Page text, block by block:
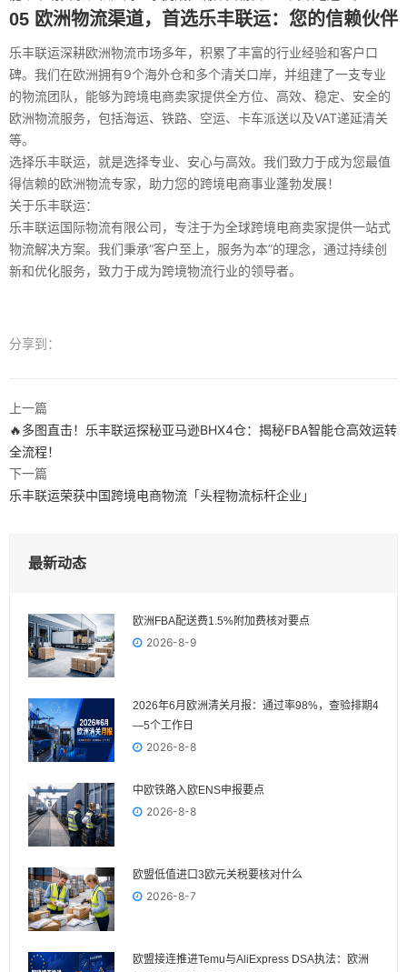
05 欧洲物流渠道，首选乐丰联运：您的信赖伙伴
乐丰联运深耕欧洲物流市场多年，积累了丰富的行业经验和客户口
碑。我们在欧洲拥有9个海外仓和多个清关口岸，并组建了一支专业
的物流团队，能够为跨境电商卖家提供全方位、高效、稳定、安全的
欧洲物流服务，包括海运、铁路、空运、卡车派送以及VAT递延清关
等。
选择乐丰联运，就是选择专业、安心与高效。我们致力于成为您最值
得信赖的欧洲物流专家，助力您的跨境电商事业蓬勃发展！
关于乐丰联运：
乐丰联运国际物流有限公司，专注于为全球跨境电商卖家提供一站式
物流解决方案。我们秉承“客户至上，服务为本”的理念，通过持续创
新和优化服务，致力于成为跨境物流行业的领导者。
分享到：
上一篇
🔥多图直击！乐丰联运探秘亚马逊BHX4仓：揭秘FBA智能仓高效运转
全流程！
下一篇
乐丰联运荣获中国跨境电商物流「头程物流标杆企业」
最新动态
欧洲FBA配送费1.5%附加费核对要点
2026-8-9
2026年6月欧洲清关月报：通过率98%，查验排期4
—5个工作日
2026-8-8
中欧铁路入欧ENS申报要点
2026-8-8
欧盟低值进口3欧元关税要核对什么
2026-8-7
欧盟接连推进Temu与AliExpress DSA执法：欧洲